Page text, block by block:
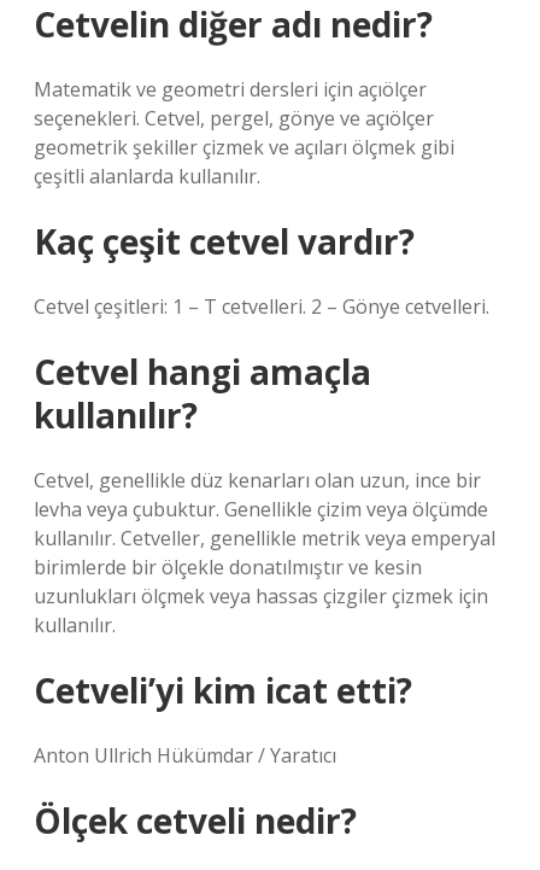
Cetvelin diğer adı nedir?
Matematik ve geometri dersleri için açıölçer
seçenekleri. Cetvel, pergel, gönye ve açıölçer
geometrik şekiller çizmek ve açıları ölçmek gibi
çeşitli alanlarda kullanılır.
Kaç çeşit cetvel vardır?
Cetvel çeşitleri: 1 – T cetvelleri. 2 – Gönye cetvelleri.
Cetvel hangi amaçla
kullanılır?
Cetvel, genellikle düz kenarları olan uzun, ince bir
levha veya çubuktur. Genellikle çizim veya ölçümde
kullanılır. Cetveller, genellikle metrik veya emperyal
birimlerde bir ölçekle donatılmıştır ve kesin
uzunlukları ölçmek veya hassas çizgiler çizmek için
kullanılır.
Cetveli’yi kim icat etti?
Anton Ullrich Hükümdar / Yaratıcı
Ölçek cetveli nedir?